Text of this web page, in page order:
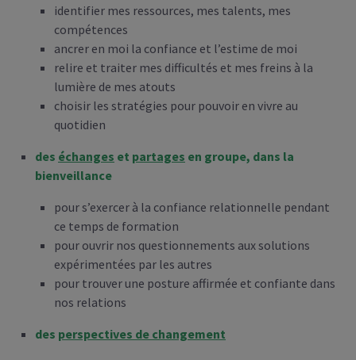
identifier mes ressources, mes talents, mes
compétences
ancrer en moi la confiance et l’estime de moi
relire et traiter mes difficultés et mes freins à la
lumière de mes atouts
choisir les stratégies pour pouvoir en vivre au
quotidien
des échanges et partages en groupe, dans la
bienveillance
pour s’exercer à la confiance relationnelle pendant
ce temps de formation
pour ouvrir nos questionnements aux solutions
expérimentées par les autres
pour trouver une posture affirmée et confiante dans
nos relations
des perspectives de changement